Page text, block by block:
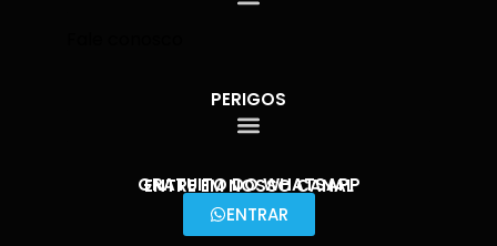
PERIGOS
ENTRE EM NOSSO CANAL
GRATUITO DO WHATSAPP
ENTRAR